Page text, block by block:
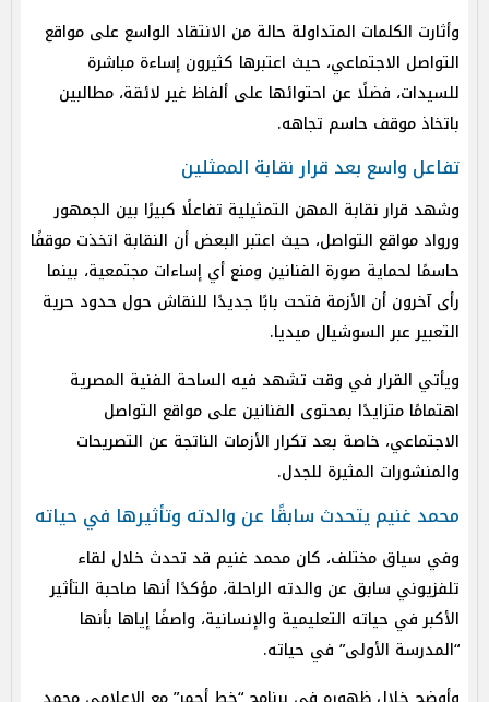
وأثارت الكلمات المتداولة حالة من الانتقاد الواسع على مواقع
التواصل الاجتماعي، حيث اعتبرها كثيرون إساءة مباشرة
للسيدات، فضلًا عن احتوائها على ألفاظ غير لائقة، مطالبين
باتخاذ موقف حاسم تجاهه.
تفاعل واسع بعد قرار نقابة الممثلين
وشهد قرار نقابة المهن التمثيلية تفاعلًا كبيرًا بين الجمهور
ورواد مواقع التواصل، حيث اعتبر البعض أن النقابة اتخذت موقفًا
حاسمًا لحماية صورة الفنانين ومنع أي إساءات مجتمعية، بينما
رأى آخرون أن الأزمة فتحت بابًا جديدًا للنقاش حول حدود حرية
التعبير عبر السوشيال ميديا.
ويأتي القرار في وقت تشهد فيه الساحة الفنية المصرية
اهتمامًا متزايدًا بمحتوى الفنانين على مواقع التواصل
الاجتماعي، خاصة بعد تكرار الأزمات الناتجة عن التصريحات
والمنشورات المثيرة للجدل.
محمد غنيم يتحدث سابقًا عن والدته وتأثيرها في حياته
وفي سياق مختلف، كان محمد غنيم قد تحدث خلال لقاء
تلفزيوني سابق عن والدته الراحلة، مؤكدًا أنها صاحبة التأثير
الأكبر في حياته التعليمية والإنسانية، واصفًا إياها بأنها
“المدرسة الأولى” في حياته.